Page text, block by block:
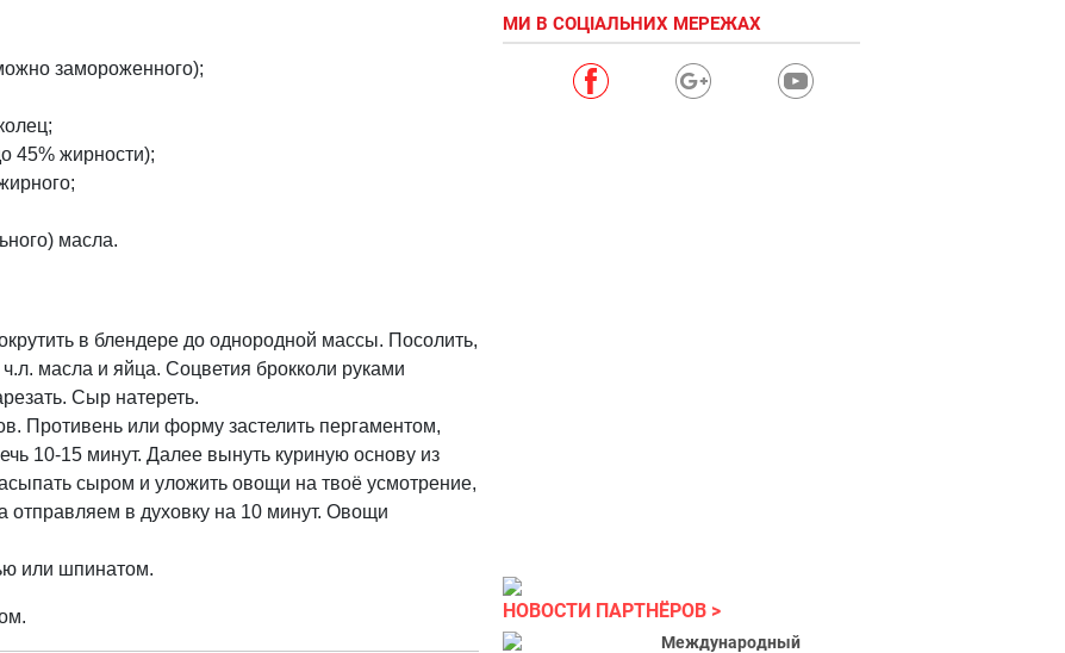
замороженного);
45% жирности);
масла.
в блендере до однородной массы. Посолить,
ч.л. масла и яйца. Соцветия брокколи руками
Сыр натереть.
Противень или форму застелить пергаментом,
10-15 минут. Далее вынуть куриную основу из
сыром и уложить овощи на твоё усмотрение,
отправляем в духовку на 10 минут. Овощи
или шпинатом.
МИ В СОЦІАЛЬНИХ МЕРЕЖАХ
НОВОСТИ ПАРТНЁРОВ
Международный